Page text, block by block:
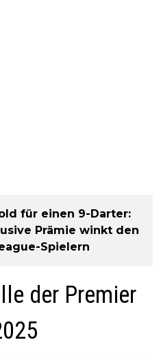
für einen 9-Darter:
Prämie winkt den
Spielern
der Premier